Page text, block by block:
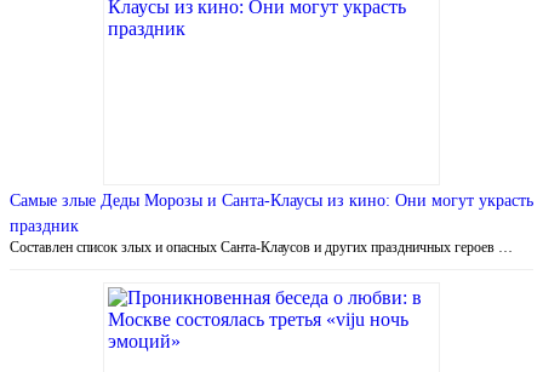
Самые злые Деды Морозы и Санта-Клаусы из кино: Они могут украсть
праздник
Составлен список злых и опасных Санта-Клаусов и других праздничных героев …